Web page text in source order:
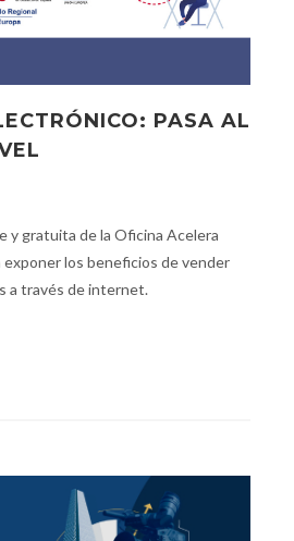
PASA AL
y gratuita de la Oficina Acelera
exponer los beneficios de vender
a través de internet.